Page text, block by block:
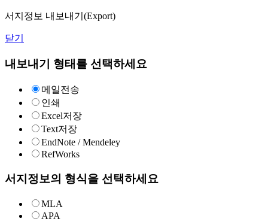
서지정보 내보내기(Export)
닫기
내보내기 형태를 선택하세요
메일전송
인쇄
Excel저장
Text저장
EndNote / Mendeley
RefWorks
서지정보의 형식을 선택하세요
MLA
APA